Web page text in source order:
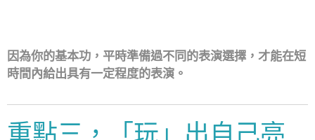
因為你的基本功，平時準備過不同的表演選擇，才能在短
時間內給出具有一定程度的表演。